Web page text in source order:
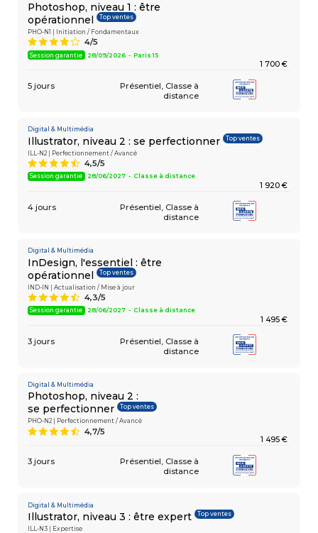
Photoshop, niveau 1 : être
opérationnel
Top ventes
PHO-N1 | Initiation / Fondamentaux
1 700 €
8 4/5
Session garantie 28/09/2026 - Paris 15
5 jours Présentiel Classe à
distance
Digital & Multimédia
Illustrator, niveau 2 : se perfectionner Top ventes
ILL-N2 | Perfectionnement / Avancé
1 920 €
9 4,5/5
Session garantie 28/06/2027 - Classe à distance
4 jours Présentiel Classe à
distance
Digital & Multimédia
InDesign, l'essentiel : être
opérationnel
Top ventes
IND-IN | Actualisation / Mise à jour
1 495 €
9 4,3/5
Session garantie 28/06/2027 - Classe à distance
3 jours Présentiel Classe à
distance
Digital & Multimédia
Photoshop, niveau 2 :
se perfectionner
Top ventes
PHO-N2 | Perfectionnement / Avancé
1 495 €
9 4,7/5
3 jours Présentiel Classe à
distance
Digital & Multimédia
Illustrator, niveau 3 : être expert Top ventes
ILL-N3 | Expertise